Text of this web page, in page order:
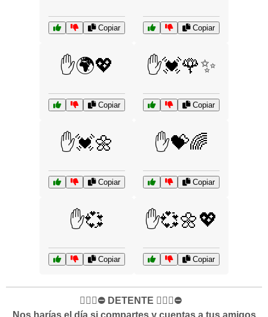
Copiar Copiar
✋🌍💖
Copiar
✋💓🌹✨
Copiar
✋💓🌼
Copiar
✋💝🌈
Copiar
✋💞
Copiar
✋💞🌼💖
Copiar
✋🏻🛑⛔️ DETENTE ✋🏻🛑⛔️
Nos harías el día si compartes y cuentas a tus amigos